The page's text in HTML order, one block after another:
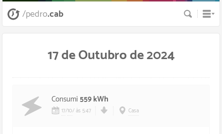
/pedro.cab Busca
17 de Outubro de 2024
Consumi559 kWh
17/10/ às 5:47 Casa